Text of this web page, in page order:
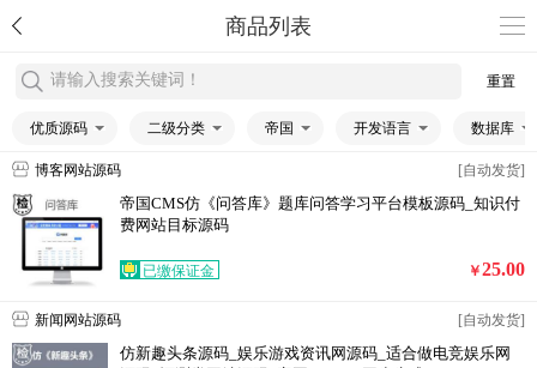
商品列表
请输入搜索关键词！ 重置
优质源码 二级分类 帝国 开发语言 数据库
博客网站源码 [自动发货]
帝国CMS仿《问答库》题库问答学习平台模板源码_知识付
费网站目标源码
已缴保证金 ￥25.00
新闻网站源码 [自动发货]
仿新趣头条源码_娱乐游戏资讯网源码_适合做电竞娱乐网